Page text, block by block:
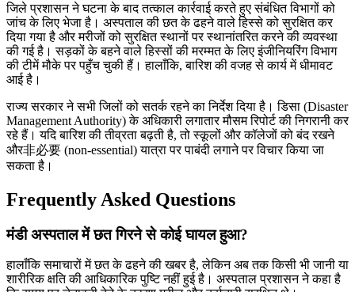
जिले प्रशासन ने घटना के बाद तत्काल कार्रवाई करते हुए संबंधित विभागों को
जांच के लिए भेजा है। अस्पताल की छत के ढहने वाले हिस्से को सुरक्षित कर
दिया गया है और मरीजों को सुरक्षित स्थानों पर स्थानांतरित करने की व्यवस्था
की गई है। सड़कों के बहने वाले हिस्सों की मरम्मत के लिए इंजीनियरिंग विभाग
की टीमें मौके पर पहुँच चुकी हैं। हालाँकि, बारिश की वजह से कार्य में धीमावट
आई है।
राज्य सरकार ने सभी जिलों को सतर्क रहने का निर्देश दिया है। डिसा (Disaster
Management Authority) के अधिकारी लगातार मौसम रिपोर्ट की निगरानी कर
रहे हैं। यदि बारिश की तीव्रता बढ़ती है, तो स्कूलों और कॉलेजों को बंद रखने
और非必要 (non-essential) यात्रा पर पाबंदी लगाने पर विचार किया जा
सकता है।
Frequently Asked Questions
मंडी अस्पताल में छत गिरने से कोई घायल हुआ?
हालाँकि समाचारों में छत के ढहने की खबर है, लेकिन अब तक किसी भी जानी या
शारीरिक क्षति की आधिकारिक पुष्टि नहीं हुई है। अस्पताल प्रशासन ने कहा है